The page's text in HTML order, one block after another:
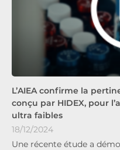
L’AIEA confirme la
conçu par HIDEX, pour
ultra faibles
18/12/2024
Une récente étude a